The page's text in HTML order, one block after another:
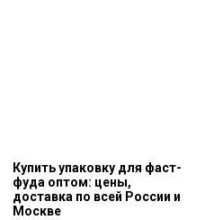
Купить упаковку для фаст-
фуда оптом: цены,
доставка по всей России и
Москве